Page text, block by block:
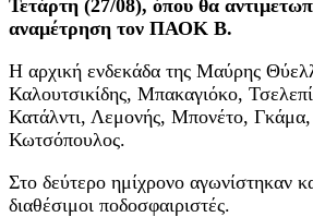
Τετάρτη (27/08), όπου θα
αναμέτρηση τον ΠΑΟΚ Β.
Η αρχική ενδεκάδα της Μαύρης
Καλουτσικίδης, Μπακαγιόκο,
Κατάλντι, Λεμονής, Μπονέτο,
Κωτσόπουλος.
Στο δεύτερο ημίχρονο αγωνίστηκαν
διαθέσιμοι ποδοσφαιριστές.